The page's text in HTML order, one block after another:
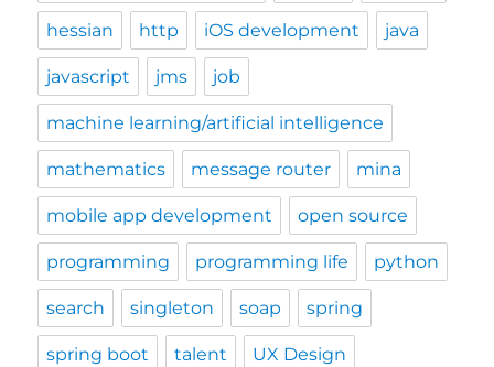
hessian http iOS development java
javascript jms job
machine learning/artificial intelligence
mathematics message router mina
mobile app development open source
programming programming life python
search singleton soap spring
spring boot talent UX Design